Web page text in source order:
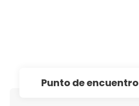
Punto de encuentro